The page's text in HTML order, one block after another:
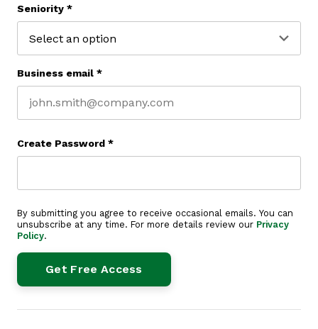
Seniority *
Business email *
Create Password *
By submitting you agree to receive occasional emails. You can
unsubscribe at any time. For more details review our Privacy
Policy.